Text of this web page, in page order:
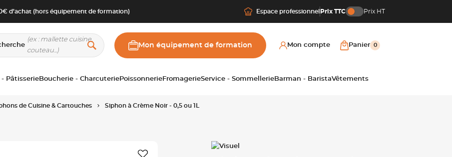
d’achat (hors équipement de formation) Espace professionnel Prix TTC Prix HT
Mon équipement de formation Mon compte Panier 0
- Pâtisserie Boucherie - Charcuterie Poissonnerie FromagerieService - Sommellerie Barman - BaristaVêtements
de Cuisine & Cartouches Siphon à Crème Noir - 0,5 ou 1L